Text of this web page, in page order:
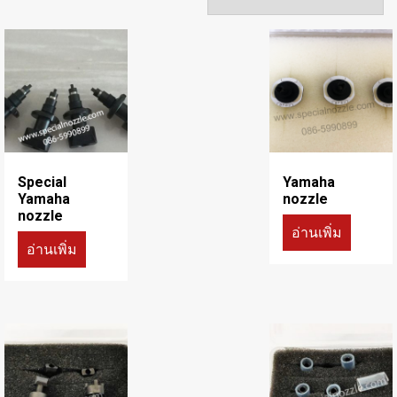
Special
Yamaha
nozzle
อ่านเพิ่ม
Yamaha
nozzle
อ่านเพิ่ม